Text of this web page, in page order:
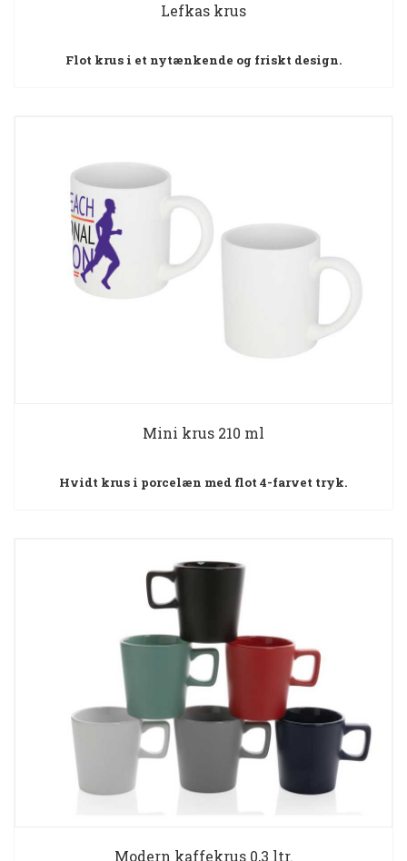
Lefkas krus
Flot krus i et nytænkende og friskt design.
Mini krus 210 ml
Hvidt krus i porcelæn med flot 4-farvet tryk.
Modern kaffekrus 0,3 ltr.